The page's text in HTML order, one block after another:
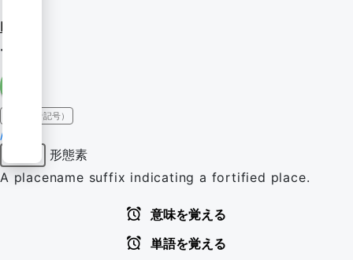
bury.
-bury
IPA（発音記号）
/-bɹi/
形態素
A placename suffix indicating a fortified place.
意味を覚える
単語を覚える